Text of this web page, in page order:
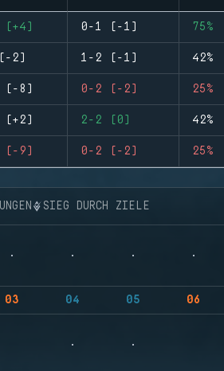
(+4) 0-1 (-1) 75%
2) 1-2 (-1) 42%
(-8) 0-2 (-2) 25%
(+2) 2-2 (0) 42%
(-9) 0-2 (-2) 25%
SIEG DURCH ZIELE
03 04 05 06